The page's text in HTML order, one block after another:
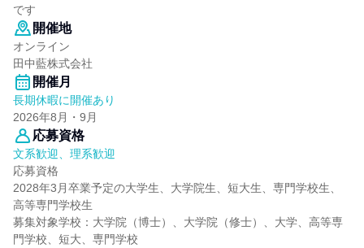
です
開催地
オンライン
田中藍株式会社
開催月
長期休暇に開催あり
2026年8月・9月
応募資格
文系歓迎、理系歓迎
応募資格
2028年3月卒業予定の大学生、大学院生、短大生、専門学校生、
高等専門学校生
募集対象学校：大学院（博士）、大学院（修士）、大学、高等専
門学校、短大、専門学校